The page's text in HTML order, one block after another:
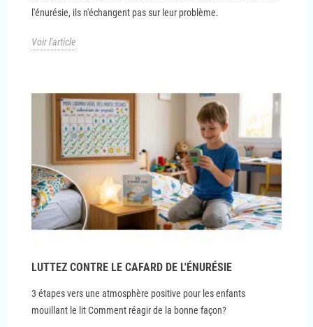
l'énurésie, ils n'échangent pas sur leur problème.
Voir l'article
LUTTEZ CONTRE LE CAFARD DE L'ÉNURÉSIE
3 étapes vers une atmosphère positive pour les enfants
mouillant le lit Comment réagir de la bonne façon?